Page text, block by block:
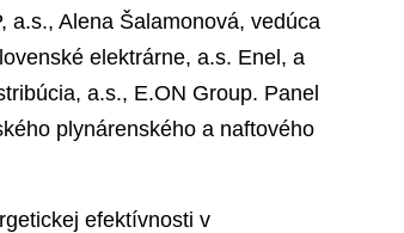
a.s., Alena Šalamonová, vedúca
elektrárne, a.s. Enel, a
a.s., E.ON Group. Panel
plynárenského a naftového
efektívnosti v